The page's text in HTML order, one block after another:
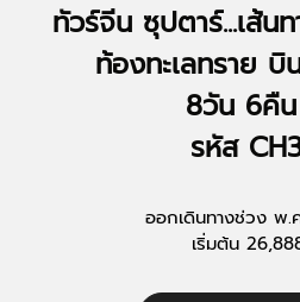
ทัวร์จีน ซุปตาร์...เส้น
ท้องทะเลทราย
8วัน 6คื
รหัส
ออกเดินทางช่วง พ
เริ่มต้น